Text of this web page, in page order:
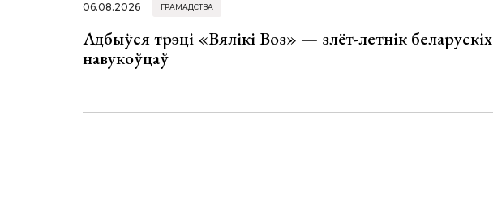
06.08.2026 ГРАМАДСТВА
Адбыўся трэці «Вялікі Воз» — злёт-летнік беларускіх
навукоўцаў